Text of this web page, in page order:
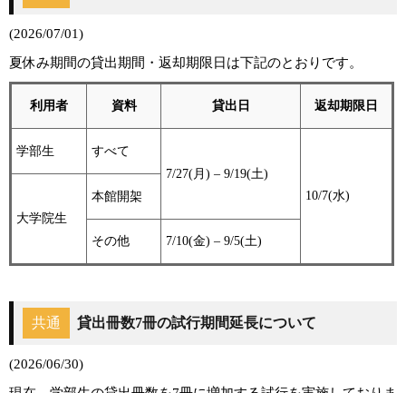
(2026/07/01)
夏休み期間の貸出期間・返却期限日は下記のとおりです。
利用者 資料 貸出日 返却期限日
学部生
すべて
7/27(月) – 9/19(土)
10/7(水)
大学院生
本館開架
その他 7/10(金) – 9/5(土)
共通 貸出冊数7冊の試行期間延長について
(2026/06/30)